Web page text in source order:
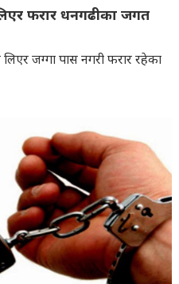
जग्गा पास नगरी फरार रहेका